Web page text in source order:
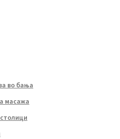
во бања
масажа